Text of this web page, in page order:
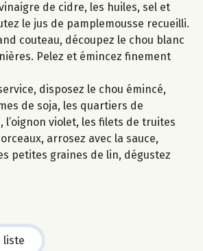
de cidre, les huiles, sel et
le jus de pamplemousse recueilli.
couteau, découpez le chou blanc
Pelez et émincez finement
disposez le chou émincé,
de soja, les quartiers de
l’oignon violet, les filets de truites
arrosez avec la sauce,
petites graines de lin, dégustez
liste